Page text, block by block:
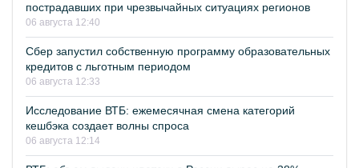
пострадавших при чрезвычайных ситуациях регионов
06 августа 12:40
Сбер запустил собственную программу образовательных
кредитов с льготным периодом
06 августа 12:33
Исследование ВТБ: ежемесячная смена категорий
кешбэка создает волны спроса
06 августа 12:14